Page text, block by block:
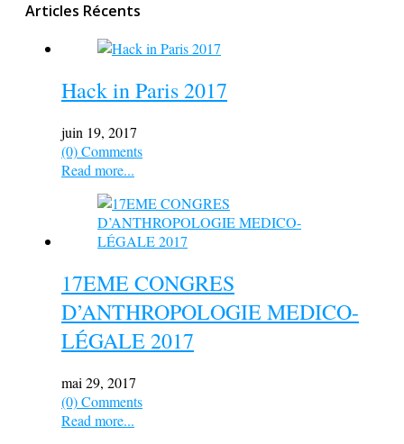
Articles Récents
Hack in Paris 2017
juin 19, 2017
(0) Comments
Read more...
17EME CONGRES
D’ANTHROPOLOGIE MEDICO-
LÉGALE 2017
mai 29, 2017
(0) Comments
Read more...